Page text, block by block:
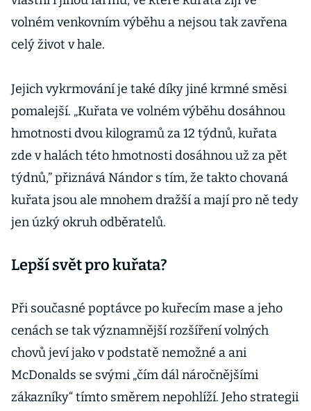
volném venkovním výběhu a nejsou tak zavřena
celý život v hale.
Jejich vykrmování je také díky jiné krmné směsi
pomalejší. „Kuřata ve volném výběhu dosáhnou
hmotnosti dvou kilogramů za 12 týdnů, kuřata
zde v halách této hmotnosti dosáhnou už za pět
týdnů,” přiznává Nándor s tím, že takto chovaná
kuřata jsou ale mnohem dražší a mají pro ně tedy
jen úzký okruh odběratelů.
Lepší svět pro kuřata?
Při současné poptávce po kuřecím mase a jeho
cenách se tak významnější rozšíření volných
chovů jeví jako v podstatě nemožné a ani
McDonalds se svými „čím dál náročnějšími
zákazníky“ tímto směrem nepohlíží. Jeho strategii